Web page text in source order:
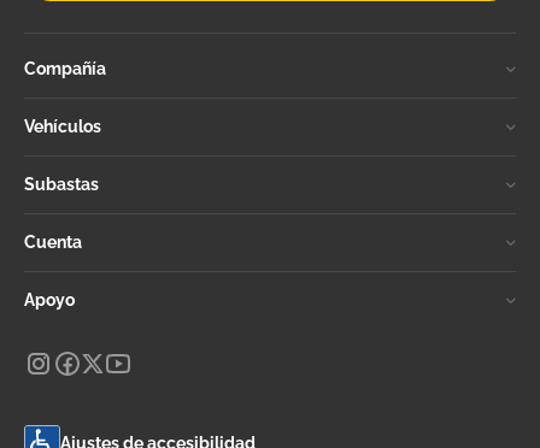
Compañía
Vehículos
Subastas
Cuenta
Apoyo
Ajustes de accesibilidad